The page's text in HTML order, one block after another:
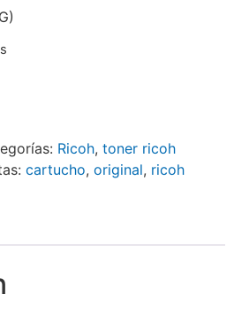
Ricoh, toner ricoh
cartucho, original, ricoh